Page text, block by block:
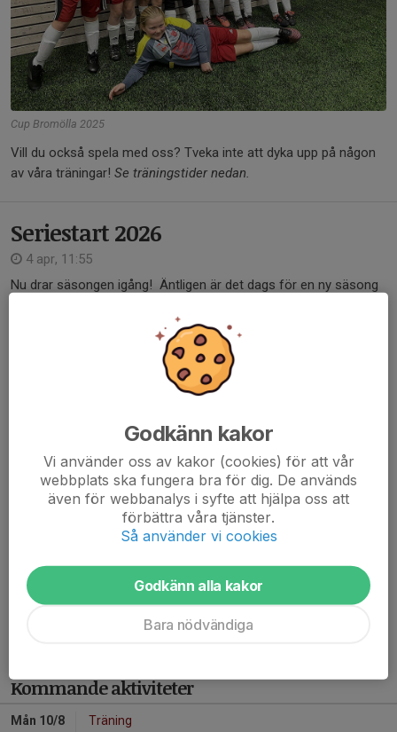
Cup Bromölla 2025
Vill du också spela med oss? Tveka inte att dyka upp på någon
av våra träningar! Se träningstider nedan.
Seriestart 2026
4 apr, 11:55
Nu drar säsongen igång! Äntligen är det dags för en ny säsong
till 7-manna. Det betyder större plan, fler spelare och massor av
Statens nya fritidskort
26 aug 2025
Hej allesammans, staten har fattat beslut om ett nytt
fritidskort som börjar gälla fr.o.m. september 2025.
Statens fritidskort - så fungerar det
Vad är fritidskortet?
Fritidskortet är ett bidrag från staten till barn och unga....
Kommande aktiviteter
Mån 10/8 Träning
Godkänn kakor
Vi använder oss av kakor (cookies) för att vår
webbplats ska fungera bra för dig. De används
även för webbanalys i syfte att hjälpa oss att
förbättra våra tjänster.
Så använder vi cookies
Godkänn alla kakor
Bara nödvändiga